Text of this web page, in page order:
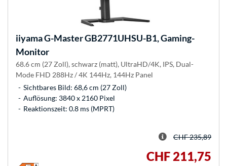
iiyamaG-Master GB2771UHSU-B1, Gaming-
Monitor
68.6 cm (27 Zoll), schwarz (matt), UltraHD/4K, IPS, Dual-
Mode FHD 288Hz / 4K 144Hz, 144Hz Panel
Sichtbares Bild: 68,6 cm (27 Zoll)
Auflösung: 3840 x 2160 Pixel
Reaktionszeit: 0.8 ms (MPRT)
CHF 235,89
CHF 211,75